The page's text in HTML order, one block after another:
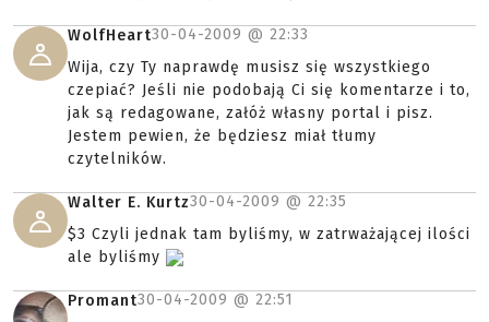
WolfHeart30-04-2009 @ 22:33
Wija, czy Ty naprawdę musisz się wszystkiego
czepiać? Jeśli nie podobają Ci się komentarze i to,
jak są redagowane, załóż własny portal i pisz.
Jestem pewien, że będziesz miał tłumy
czytelników.
Walter E. Kurtz30-04-2009 @ 22:35
$3 Czyli jednak tam byliśmy, w zatrważającej ilości
ale byliśmy
Promant30-04-2009 @ 22:51